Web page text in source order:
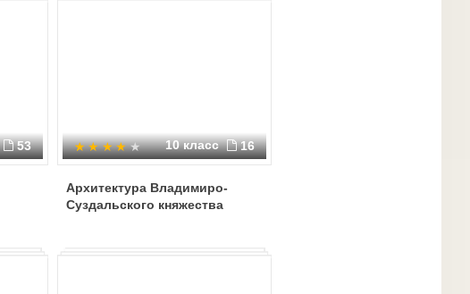
53 10 класс 16
Архитектура Владимиро-
Суздальского княжества